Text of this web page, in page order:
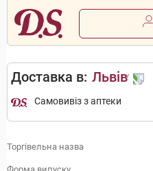
Доставка в: Львів
Самовивіз з аптеки
Торгівельна назва